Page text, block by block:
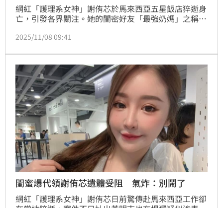
網紅「護理系女神」謝侑芯於馬來西亞五星飯店猝逝身
亡，引發各界關注。她的閨密好友「最強奶媽」之稱的
料卻遭部分網友質疑「蹭熱度」、「博版面」，甚至散
聲明與律師函，強調自己「從未藉此牟利」，呼籲外界
停止不實攻擊。
2025/11/08 09:41
閨蜜爆代領謝侑芯遺體受阻 氣炸：別鬧了
網紅「護理系女神」謝侑芯日前驚傳赴馬來西亞工作卻